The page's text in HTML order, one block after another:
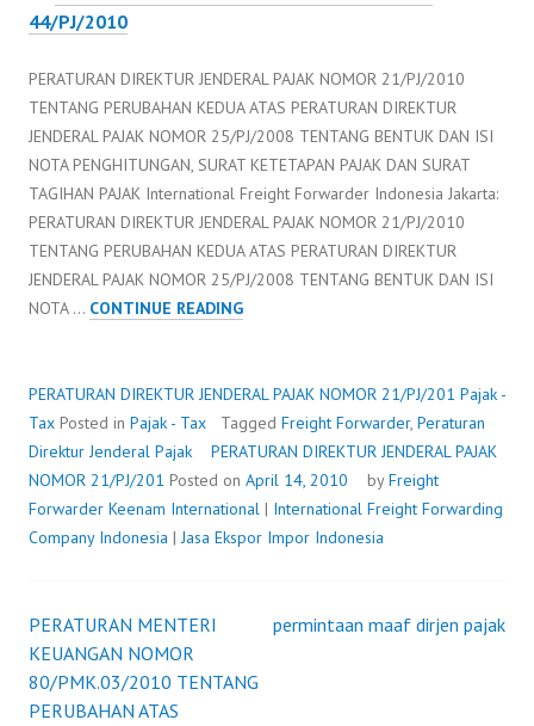
44/PJ/2010
PERATURAN DIREKTUR JENDERAL PAJAK NOMOR 21/PJ/2010
TENTANG PERUBAHAN KEDUA ATAS PERATURAN DIREKTUR
JENDERAL PAJAK NOMOR 25/PJ/2008 TENTANG BENTUK DAN ISI
NOTA PENGHITUNGAN, SURAT KETETAPAN PAJAK DAN SURAT
TAGIHAN PAJAK International Freight Forwarder Indonesia Jakarta:
PERATURAN DIREKTUR JENDERAL PAJAK NOMOR 21/PJ/2010
TENTANG PERUBAHAN KEDUA ATAS PERATURAN DIREKTUR
JENDERAL PAJAK NOMOR 25/PJ/2008 TENTANG BENTUK DAN ISI
NOTA … CONTINUE READINGPERATURAN
PAJAK
NOMOR
21/PJ/201
PERATURAN DIREKTUR JENDERAL PAJAK NOMOR 21/PJ/201 Pajak -
Tax Posted in Pajak - Tax Tagged Freight Forwarder, Peraturan
Direktur Jenderal Pajak
PERATURAN DIREKTUR JENDERAL PAJAK
NOMOR 21/PJ/201 Posted on April 14, 2010 byFreight
Forwarder Keenam International | International Freight Forwarding
Company Indonesia |Jasa Ekspor Impor Indonesia
Post
navigation
PERATURAN MENTERI
KEUANGAN NOMOR
80/PMK.03/2010 TENTANG
PERUBAHAN ATAS
permintaan maaf dirjen pajak